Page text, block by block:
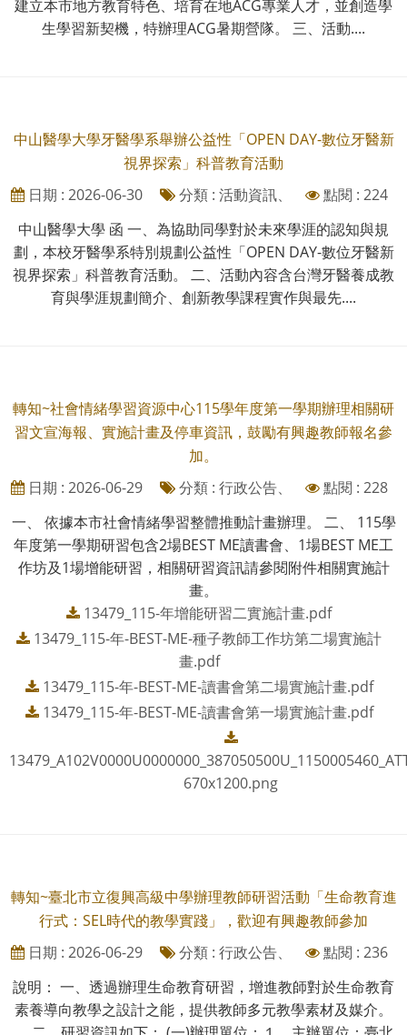
建立本市地方教育特色、培育在地ACG專業人才，並創造學
生學習新契機，特辦理ACG暑期營隊。 三、活動....
中山醫學大學牙醫學系舉辦公益性「OPEN DAY-數位牙醫新
視界探索」科普教育活動
日期 : 2026-06-30
分類 : 活動資訊、
點閱 : 224
中山醫學大學 函 一、為協助同學對於未來學涯的認知與規
劃，本校牙醫學系特別規劃公益性「OPEN DAY-數位牙醫新
視界探索」科普教育活動。 二、活動內容含台灣牙醫養成教
育與學涯規劃簡介、創新教學課程實作與最先....
轉知~社會情緒學習資源中心115學年度第一學期辦理相關研
習文宣海報、實施計畫及停車資訊，鼓勵有興趣教師報名參
加。
日期 : 2026-06-29
分類 : 行政公告、
點閱 : 228
一、 依據本市社會情緒學習整體推動計畫辦理。 二、 115學
年度第一學期研習包含2場BEST ME讀書會、1場BEST ME工
作坊及1場增能研習，相關研習資訊請參閱附件相關實施計
畫。
13479_115-年增能研習二實施計畫.pdf
13479_115-年-BEST-ME-種子教師工作坊第二場實施計
畫.pdf
13479_115-年-BEST-ME-讀書會第二場實施計畫.pdf
13479_115-年-BEST-ME-讀書會第一場實施計畫.pdf
670x1200.png
轉知~臺北市立復興高級中學辦理教師研習活動「生命教育進
行式：SEL時代的教學實踐」，歡迎有興趣教師參加
日期 : 2026-06-29
分類 : 行政公告、
點閱 : 236
說明： 一、透過辦理生命教育研習，增進教師對於生命教育
素養導向教學之設計之能，提供教師多元教學素材及媒介。